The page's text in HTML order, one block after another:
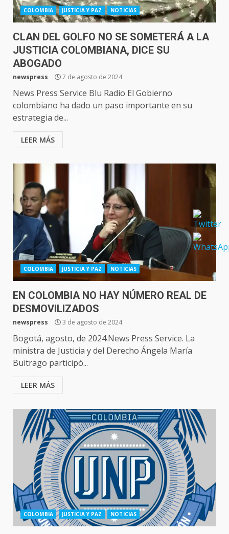
COLOMBIA JUSTICIA Y PAZ NOTICIAS
CLAN DEL GOLFO NO SE SOMETERÁ A LA
JUSTICIA COLOMBIANA, DICE SU
ABOGADO
newspress 7 de agosto de 2024
News Press Service Blu Radio El Gobierno
colombiano ha dado un paso importante en su
estrategia de...
LEER MÁS
COLOMBIA JUSTICIA Y PAZ NOTICIAS
EN COLOMBIA NO HAY NÚMERO REAL DE
DESMOVILIZADOS
newspress 3 de agosto de 2024
Bogotá, agosto, de 2024.News Press Service. La
ministra de Justicia y del Derecho Ángela María
Buitrago participó...
LEER MÁS
COLOMBIA JUSTICIA Y PAZ NOTICIAS